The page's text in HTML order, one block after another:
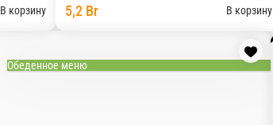
В корзину 5,2 Br В корзину
Обеденное меню